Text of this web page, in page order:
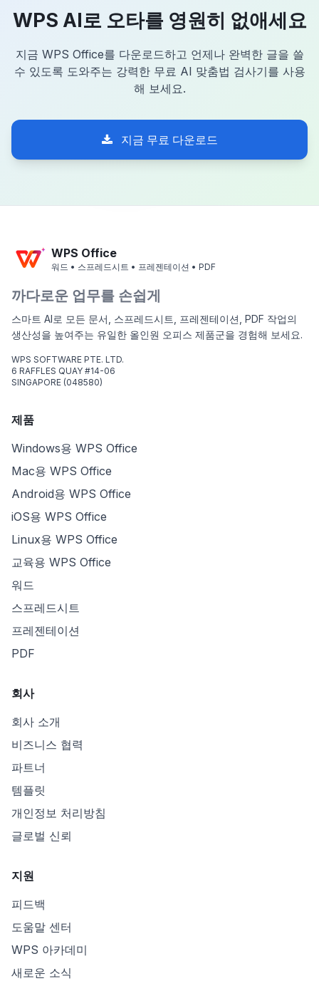
WPS AI로 오타를 영원히 없애세요
지금 WPS Office를 다운로드하고 언제나 완벽한 글을 쓸
수 있도록 도와주는 강력한 무료 AI 맞춤법 검사기를 사용
해 보세요.
지금 무료 다운로드
WPS Office
워드 • 스프레드시트 • 프레젠테이션 • PDF
까다로운 업무를 손쉽게
스마트 AI로 모든 문서, 스프레드시트, 프레젠테이션, PDF 작업의
생산성을 높여주는 유일한 올인원 오피스 제품군을 경험해 보세요.
WPS SOFTWARE PTE. LTD.
6 RAFFLES QUAY #14-06
SINGAPORE (048580)
제품
Windows용 WPS Office
Mac용 WPS Office
Android용 WPS Office
iOS용 WPS Office
Linux용 WPS Office
교육용 WPS Office
워드
스프레드시트
프레젠테이션
PDF
회사
회사 소개
비즈니스 협력
파트너
템플릿
개인정보 처리방침
글로벌 신뢰
지원
피드백
도움말 센터
WPS 아카데미
새로운 소식